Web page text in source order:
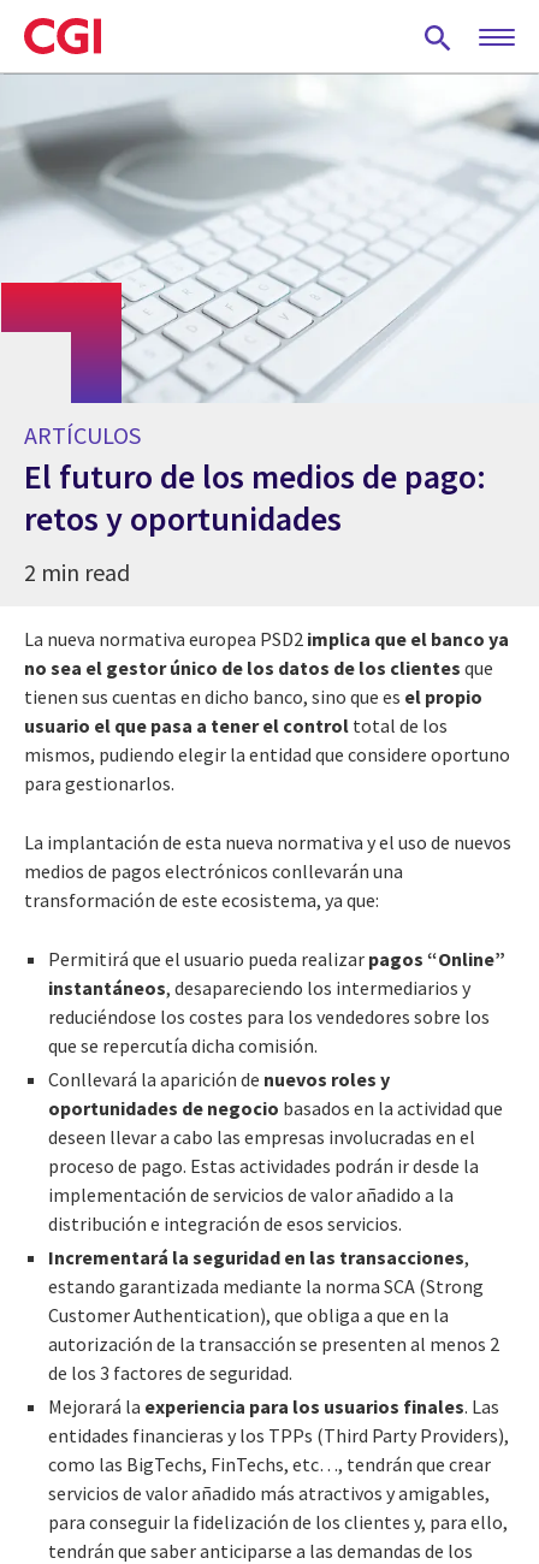
Skip
to
main
ARTÍCULOS
El futuro de los medios de pago:
retos y oportunidades
2 min read
La nueva normativa europea PSD2 implica que el banco ya
no sea el gestor único de los datos de los clientes que
tienen sus cuentas en dicho banco, sino que es el propio
usuario el que pasa a tener el control total de los
mismos, pudiendo elegir la entidad que considere oportuno
para gestionarlos.
La implantación de esta nueva normativa y el uso de nuevos
medios de pagos electrónicos conllevarán una
transformación de este ecosistema, ya que:
Permitirá que el usuario pueda realizar pagos “Online”
instantáneos, desapareciendo los intermediarios y
reduciéndose los costes para los vendedores sobre los
que se repercutía dicha comisión.
Conllevará la aparición de nuevos roles y
oportunidades de negocio basados en la actividad que
deseen llevar a cabo las empresas involucradas en el
proceso de pago. Estas actividades podrán ir desde la
implementación de servicios de valor añadido a la
distribución e integración de esos servicios.
Incrementará la seguridad en las transacciones,
estando garantizada mediante la norma SCA (Strong
Customer Authentication), que obliga a que en la
autorización de la transacción se presenten al menos 2
de los 3 factores de seguridad.
Mejorará la experiencia para los usuarios finales. Las
entidades financieras y los TPPs (Third Party Providers),
como las BigTechs, FinTechs, etc…, tendrán que crear
servicios de valor añadido más atractivos y amigables,
para conseguir la fidelización de los clientes y, para ello,
tendrán que saber anticiparse a las demandas de los